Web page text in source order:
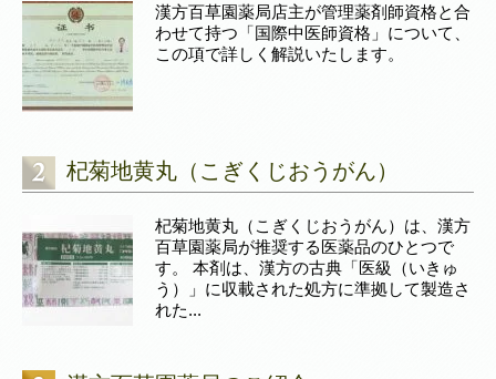
漢方百草園薬局店主が管理薬剤師資格と合
わせて持つ「国際中医師資格」について、
この項で詳しく解説いたします。
杞菊地黄丸（こぎくじおうがん）
杞菊地黄丸（こぎくじおうがん）は、漢方
百草園薬局が推奨する医薬品のひとつで
す。 本剤は、漢方の古典「医級（いきゅ
う）」に収載された処方に準拠して製造さ
れた...